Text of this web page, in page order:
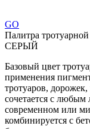
GO
Палитра
СЕРЫЙ
Базовый цвет
применения
тротуаров,
сочетается с
современном или
комбинируется с